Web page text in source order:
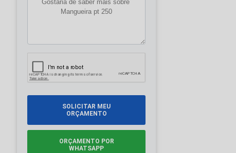
SOLICITAR MEU
ORÇAMENTO
ORÇAMENTO POR
WHATSAPP